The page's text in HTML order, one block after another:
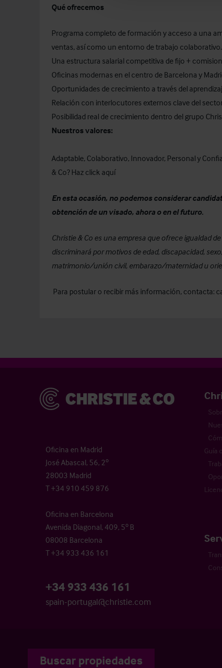
Qué ofrecemos
Programa completo de formación y acceso a una
ventas, así como un entorno de trabajo colaborativo.
Una estructura salarial competitiva de fijo +
Oficinas modernas en el centro de Barcelona y
Oportunidades de crecimiento a través del
Relación con interlocutores externos clave del
Posibilidad real de crecimiento dentro del grupo
Nuestros valores:
Adaptable, Colaborativo, Innovador, Personal y
& Co? Haz click aquí
En esta ocasión, no podemos considerar
obtención de un visado, ahora o en el futuro.
Christie & Co es una empresa que ofrece igualdad
discriminará por motivos de edad, discapacidad,
matrimonio/unión civil, embarazo/maternidad u
Para postular o recibir más información, contacta:
Christie & Co
Oficina en Madrid
José Abascal, 56, 2º
28003 Madrid
T +34 910 459 876
Oficina en Barcelona
Avenida Diagonal, 409, 5º B
08008 Barcelona
T +34 933 436 161
+34 933 436 161
spain-portugal@christie.com
Guía
Buscar propiedades